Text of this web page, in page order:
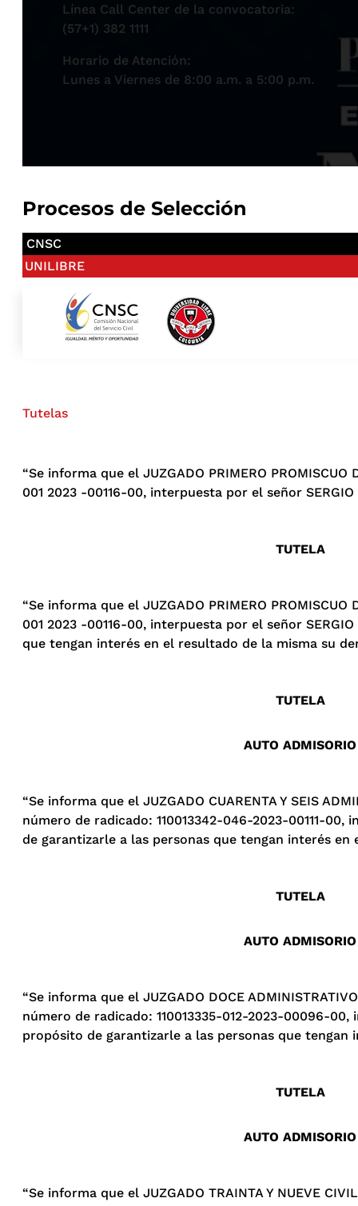
Línea Call Center de la convocatoria:
(57+1) 382 1111
Horario de Atención:
Lunes a Viernes de 8:00 a.m. a 5:00 p.m.
Procesos de Selección
CNSC
UNILIBRE
Tutelas
“Se informa que el JUZGADO PRIMERO
001 2023 -00116-00, interpuesta por el señor
TUTELA
“Se informa que el JUZGADO PRIMERO
001 2023 -00116-00, interpuesta por el señor
que tengan interés en el resultado de la misma su
TUTELA
AUTO ADMISORIO
“Se informa que el JUZGADO CUARENTA Y SEIS
número de radicado: 110013342-046-2023-00111-
de garantizarle a las personas que tengan interés
TUTELA
AUTO ADMISORIO
“Se informa que el JUZGADO DOCE
número de radicado: 110013335-012-2023-00096-
propósito de garantizarle a las personas que tengan
TUTELA
AUTO ADMISORIO
“Se informa que el JUZGADO TRAINTA Y NUEVE